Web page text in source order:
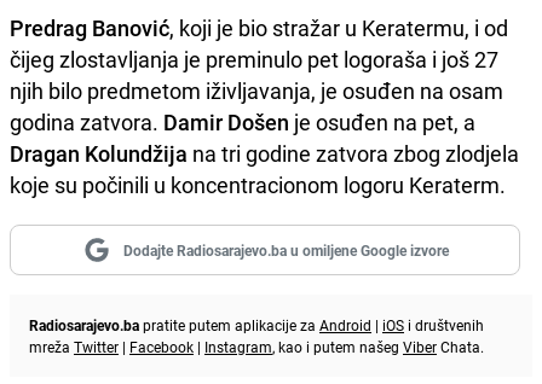
Predrag Banović, koji je bio stražar u Keratermu, i od
čijeg zlostavljanja je preminulo pet logoraša i još 27
njih bilo predmetom iživljavanja, je osuđen na osam
godina zatvora. Damir Došen je osuđen na pet, a
Dragan Kolundžija na tri godine zatvora zbog zlodjela
koje su počinili u koncentracionom logoru Keraterm.
Dodajte Radiosarajevo.ba u omiljene Google izvore
Radiosarajevo.bapratite putem aplikacije za Android | iOS i društvenih
mreža Twitter | Facebook | Instagram, kao i putem našeg ViberChata.